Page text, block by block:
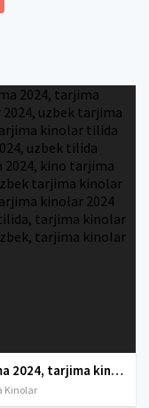
tarjima 2024, tarjima kinolar 2024, uzbek tarjima 2024, tarjima kinolar tilida tilida 2024, uzbek tilida tarjima 2024, kino tarjima 2024, uzbek tarjima kinolar 2024, tarjima kinolar 2024 uzbek tilida, tarjima kinolar 2024 o zbek, tarjima kinolar 2024
Kinolar